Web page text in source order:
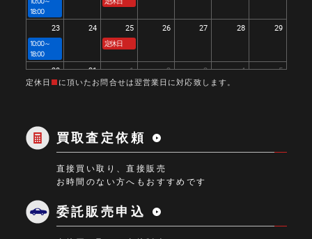
18:00
23
10:00～
18:00
24 25
定休日
26 27 28 29
30
10:00～
31 1
定休日
2 3 4 5
定休日 ■ に頂いたお問合せは翌営業日に対応致します。
買取査定依頼
直接買い取り、直接販売
お時間のない方へもおすすめです
委託販売申込